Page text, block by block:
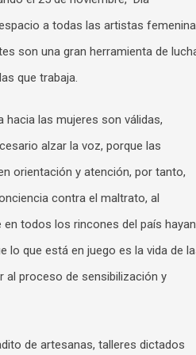
a todas las artistas
son una gran herramienta de
que trabaja.
las mujeres son válidas,
alzar la voz, porque las
orientación y atención, por tanto,
contra el maltrato, al
todos los rincones del país hayan
lo que está en juego es la vida de
al proceso de sensibilización y
de artesanas, talleres dictados